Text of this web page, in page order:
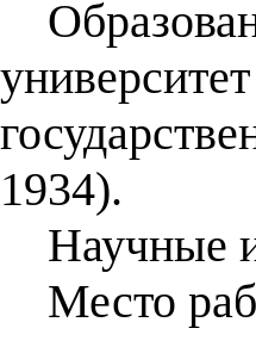
1934).
Научные
Место